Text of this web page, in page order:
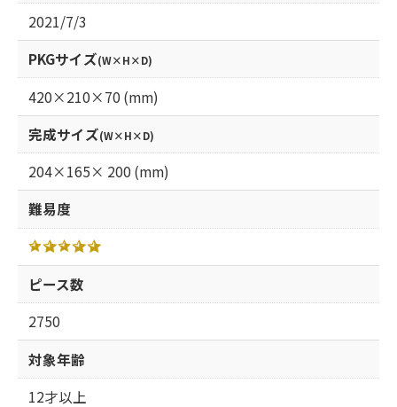
2021/7/3
PKGサイズ(W×H×D)
420×210×70 (mm)
完成サイズ(W×H×D)
204×165× 200 (mm)
難易度
ピース数
2750
対象年齢
12才以上